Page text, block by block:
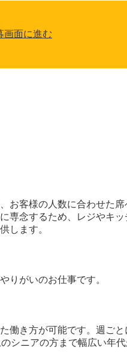
客様の人数に合わせた
念するため、レジやキッ
します。
りがいのお仕事です。
き方が可能です。週ご
シニアの方まで幅広い年代